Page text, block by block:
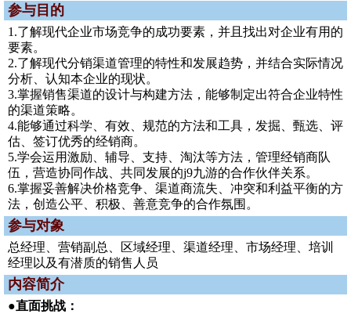
参与目的
1.了解现代企业市场竞争的成功要素，并且找出对企业有用的
要素。
2.了解现代分销渠道管理的特性和发展趋势，并结合实际情况
分析、认知本企业的现状。
3.掌握销售渠道的设计与构建方法，能够制定出符合企业特性
的渠道策略。
4.能够通过科学、有效、规范的方法和工具，发掘、甄选、评
估、签订优秀的经销商。
5.学会运用激励、辅导、支持、淘汰等方法，管理经销商队
伍，营造协同作战、共同发展的j9九游的合作伙伴关系。
6.掌握妥善解决价格竞争、渠道商流失、冲突和利益平衡的方
法，创造公平、积极、善意竞争的合作氛围。
参与对象
总经理、营销副总、区域经理、渠道经理、市场经理、培训
经理以及有潜质的销售人员
内容简介
●直面挑战：